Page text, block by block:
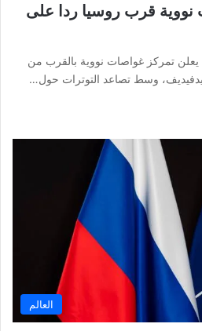
قرب روسيا ردا على
يعلن تمركز غواصات نووية بالقرب من
وسط تصاعد التوترات حول…
العالم